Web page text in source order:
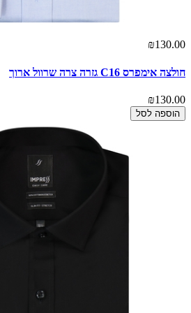
₪130.00
חולצה אימפרס C16 גזרה צרה שרוול ארוך
₪130.00
הוספה לסל